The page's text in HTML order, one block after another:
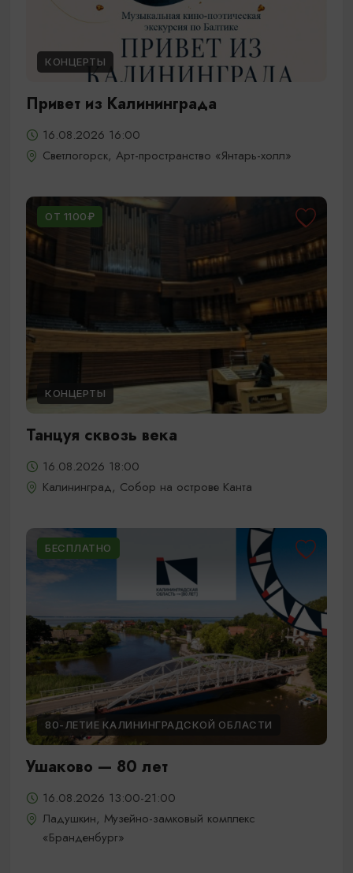
КОНЦЕРТЫ
Привет из Калининграда
16.08.2026 16:00
Светлогорск, Арт-пространство «Янтарь-холл»
ОТ 1100₽
КОНЦЕРТЫ
Танцуя сквозь века
16.08.2026 18:00
Калининград, Собор на острове Канта
БЕСПЛАТНО
80-ЛЕТИЕ КАЛИНИНГРАДСКОЙ ОБЛАСТИ
Ушаково — 80 лет
16.08.2026 13:00-21:00
Ладушкин, Музейно-замковый комплекс
«Бранденбург»